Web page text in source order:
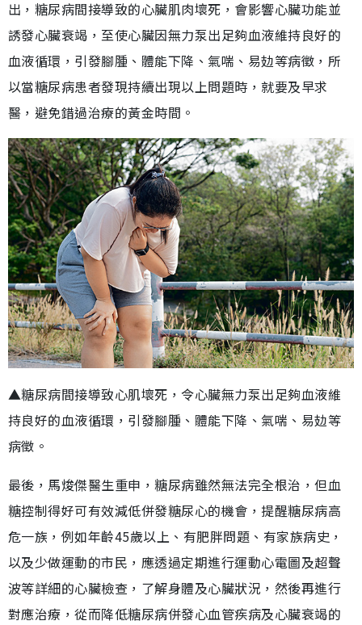
出，糖尿病間接導致的心臟肌肉壞死，會影響心臟功能並
誘發心臟衰竭，至使心臟因無力泵出足夠血液維持良好的
血液循環，引發腳腫、體能下降、氣喘、易攰等病徵，所
以當糖尿病患者發現持續出現以上問題時，就要及早求
醫，避免錯過治療的黃金時間。
▲糖尿病間接導致心肌壞死，令心臟無力泵出足夠血液維
持良好的血液循環，引發腳腫、體能下降、氣喘、易攰等
病徵。
最後，馬焌傑醫生重申，糖尿病雖然無法完全根治，但血
糖控制得好可有效減低併發糖尿心的機會，提醒糖尿病高
危一族，例如年齡45歲以上、有肥胖問題、有家族病史，
以及少做運動的市民，應透過定期進行運動心電圖及超聲
波等詳細的心臟檢查，了解身體及心臟狀況，然後再進行
對應治療，從而降低糖尿病併發心血管疾病及心臟衰竭的